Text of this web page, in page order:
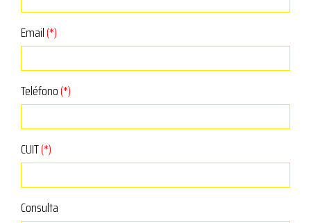
Email(*)
Teléfono(*)
CUIT(*)
Consulta